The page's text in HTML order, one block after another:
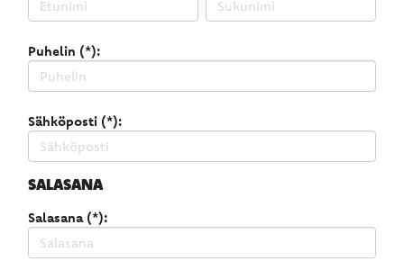
Puhelin (*):
Sähköposti (*):
SALASANA
Salasana (*):